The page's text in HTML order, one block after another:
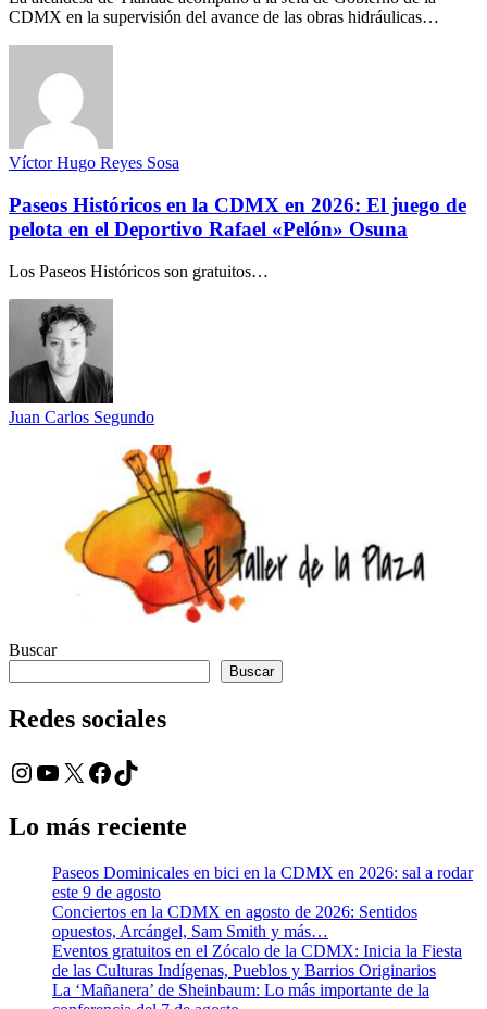
CDMX en la supervisión del avance de las obras hidráulicas…
Víctor Hugo Reyes Sosa
Paseos Históricos en la CDMX en 2026: El juego de
pelota en el Deportivo Rafael «Pelón» Osuna
Los Paseos Históricos son gratuitos…
Juan Carlos Segundo
Buscar
Buscar
Redes sociales
Instagram
YouTube
X Facebook
TikTok
Lo más reciente
Paseos Dominicales en bici en la CDMX en 2026: sal a rodar
este 9 de agosto
Conciertos en la CDMX en agosto de 2026: Sentidos
opuestos, Arcángel, Sam Smith y más…
Eventos gratuitos en el Zócalo de la CDMX: Inicia la Fiesta
de las Culturas Indígenas, Pueblos y Barrios Originarios
La ‘Mañanera’ de Sheinbaum: Lo más importante de la